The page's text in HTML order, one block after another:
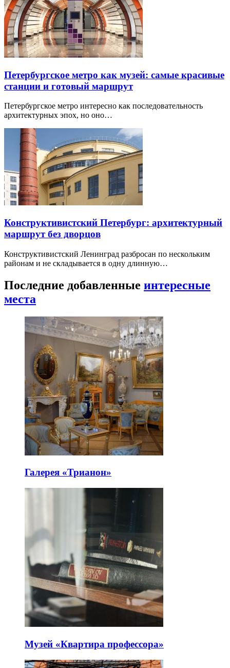
Петербургское метро как музей: самые красивые
станции и готовый маршрут
Петербургское метро интересно как последовательность
архитектурных эпох, но оно…
Конструктивистский Петербург: архитектурный
маршрут без дворцов
Конструктивистский Ленинград разбросан по нескольким
районам и не складывается в одну длинную…
Последние добавленные интересные
места
Галерея «Трианон»
Музей «Квартира профессора»